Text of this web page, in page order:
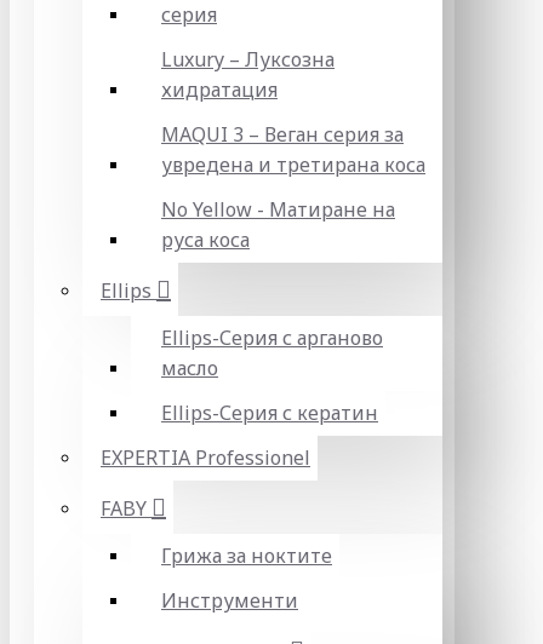
серия
Luxury – Луксозна
хидратация
MAQUI 3 – Веган серия за
увредена и третирана коса
No Yellow - Матиране на
руса коса
Ellips
Ellips-Серия с арганово
масло
Ellips-Серия с кератин
EXPERTIA Professionel
FABY
Грижа за ноктите
Инструменти